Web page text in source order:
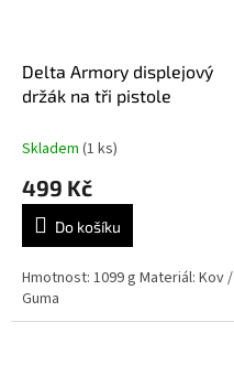
Delta Armory displejový
držák na tři pistole
Skladem (1 ks)
499 Kč
Do košíku
Hmotnost: 1099 g Materiál: Kov /
Guma